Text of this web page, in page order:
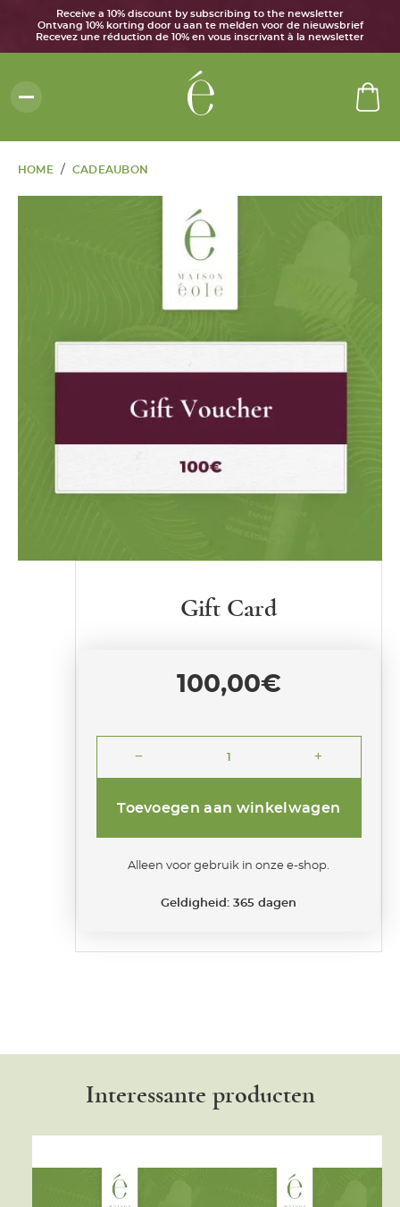
Receive a 10% discount by subscribing to the newsletter
Ontvang 10% korting door u aan te melden voor de nieuwsbrief
Recevez une réduction de 10% en vous inscrivant à la newsletter
HOME / CADEAUBON
Gift Card
100,00€
Alleen voor gebruik in onze e-shop.
Geldigheid: 365 dagen
100
aantal
remove add
Toevoegen aan winkelwagen
Interessante producten